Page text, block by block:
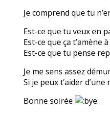
Je comprend que tu
Est-ce que tu veux en
Est-ce que ça t’amène
Est-ce que tu pense
Je me sens assez
Si je peux t’aider
Bonne soirée